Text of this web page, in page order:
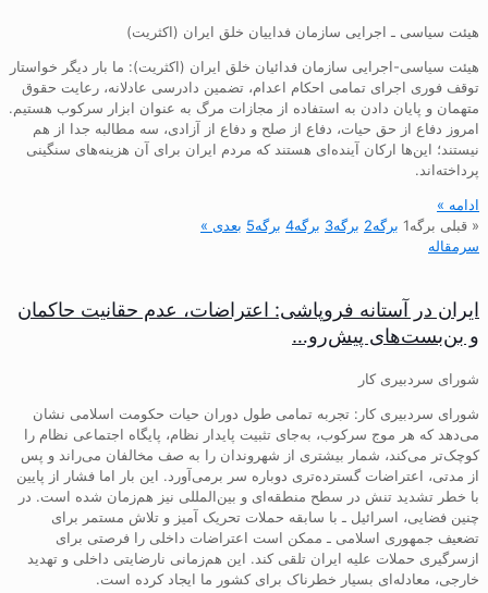
هیئت سیاسی ـ اجرایی سازمان فداییان خلق ایران (اکثریت)
هیئت سیاسی-اجرایی سازمان فدائیان خلق ایران (اکثریت): ما بار دیگر خواستار
توقف فوری اجرای تمامی احکام اعدام، تضمین دادرسی عادلانه، رعایت حقوق
متهمان و پایان دادن به استفاده از مجازات مرگ به عنوان ابزار سرکوب هستیم.
امروز دفاع از حق حیات، دفاع از صلح و دفاع از آزادی، سه مطالبه جدا از هم
نیستند؛ این‌ها ارکان آینده‌ای هستند که مردم ایران برای آن هزینه‌های سنگینی
پرداخته‌اند.
ادامه »
« قبلی برگه1 برگه2 برگه3 برگه4 برگه5 بعدی »
سرمقاله
ایران در آستانه فروپاشی: اعتراضات، عدم حقانیت حاکمان
و بن‌بست‌های پیش‌رو…
شورای سردبیری کار
شورای سردبیری کار: تجربه تمامی طول دوران حیات حکومت اسلامی نشان
می‌دهد که هر موج سرکوب، به‌جای تثبیت پایدار نظام، پایگاه اجتماعی نظام را
کوچک‌تر می‌کند، شمار بیشتری از شهروندان را به صف مخالفان می‌راند و پس
از مدتی، اعتراضات گسترده‌تری دوباره سر برمی‌آورد. این بار اما فشار از پایین
با خطر تشدید تنش در سطح منطقه‌ای و بین‌المللی نیز هم‌زمان شده است. در
چنین فضایی، اسرائیل ـ با سابقه حملات تحریک آمیز و تلاش مستمر برای
تضعیف جمهوری اسلامی ـ ممکن است اعتراضات داخلی را فرصتی برای
ازسرگیری حملات علیه ایران تلقی کند. این هم‌زمانی نارضایتی داخلی و تهدید
خارجی، معادله‌ای بسیار خطرناک برای کشور ما ایجاد کرده است.